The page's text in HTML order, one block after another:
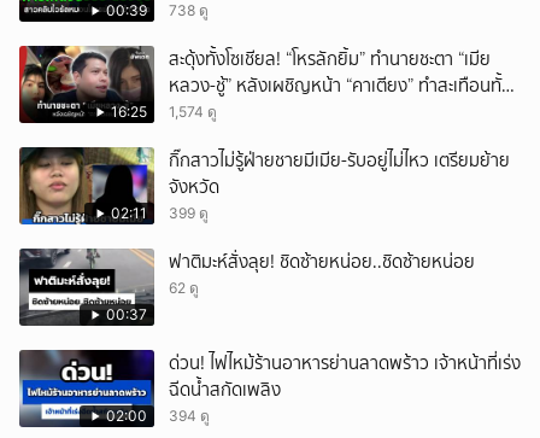
00:39 738 ดู
16:25
สะดุ้งทั้งโซเชียล! “โหรลักยิ้ม” ทำนายชะตา “เมีย
หลวง-ชู้” หลังเผชิญหน้า “คาเตียง” ทำสะเทือนทั้ง
ประเทศ
1,574 ดู
02:11
กิ๊กสาวไม่รู้ฝ่ายชายมีเมีย-รับอยู่ไม่ไหว เตรียมย้าย
จังหวัด
399 ดู
00:37
ฟาติมะห์สั่งลุย! ชิดซ้ายหน่อย..ชิดซ้ายหน่อย
62 ดู
02:00
ด่วน! ไฟไหม้ร้านอาหารย่านลาดพร้าว เจ้าหน้าที่เร่ง
ฉีดน้ำสกัดเพลิง
394 ดู